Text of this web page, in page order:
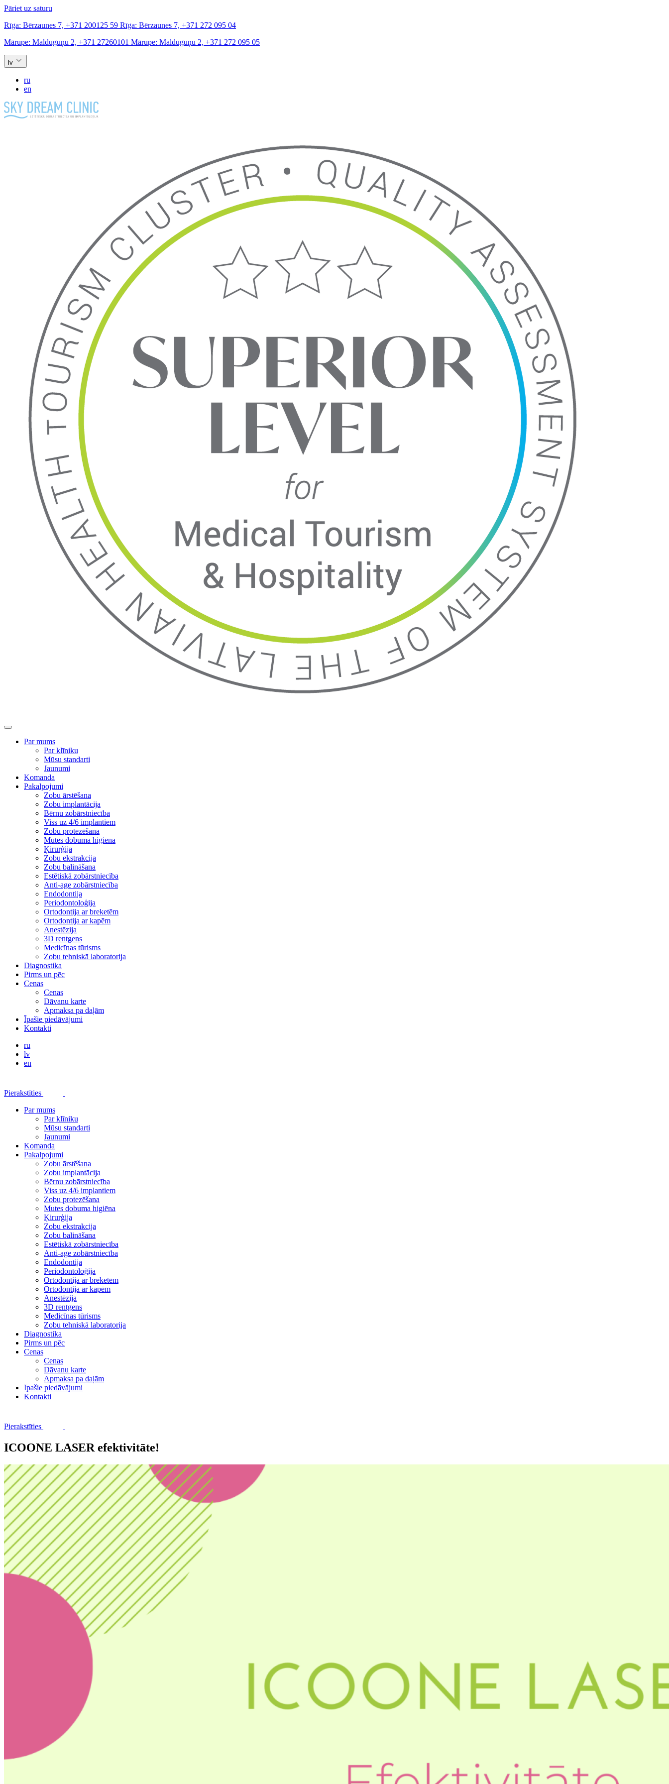
Pāriet uz saturu
Rīga: Bērzaunes 7, +371 200125 59 Rīga: Bērzaunes 7, +371 272 095 04
Mārupe: Malduguņu 2, +371 27260101 Mārupe: Malduguņu 2, +371 272 095 05
lv
ru
en
Par mums
Par klīniku
Mūsu standarti
Jaunumi
Komanda
Pakalpojumi
Zobu ārstēšana
Zobu implantācija
Bērnu zobārstniecība
Viss uz 4/6 implantiem
Zobu protezēšana
Mutes dobuma higiēna
Ķirurģija
Zobu ekstrakcija
Zobu balināšana
Estētiskā zobārstniecība
Anti-age zobārstniecība
Endodontija
Periodontoloģija
Ortodontija ar breketēm
Ortodontija ar kapēm
Anestēzija
3D rentgens
Medicīnas tūrisms
Zobu tehniskā laboratorija
Diagnostika
Pirms un pēc
Cenas
Cenas
Dāvanu karte
Apmaksa pa daļām
Īpašie piedāvājumi
Kontakti
ru
lv
en
Pierakstīties
Par mums
Par klīniku
Mūsu standarti
Jaunumi
Komanda
Pakalpojumi
Zobu ārstēšana
Zobu implantācija
Bērnu zobārstniecība
Viss uz 4/6 implantiem
Zobu protezēšana
Mutes dobuma higiēna
Ķirurģija
Zobu ekstrakcija
Zobu balināšana
Estētiskā zobārstniecība
Anti-age zobārstniecība
Endodontija
Periodontoloģija
Ortodontija ar breketēm
Ortodontija ar kapēm
Anestēzija
3D rentgens
Medicīnas tūrisms
Zobu tehniskā laboratorija
Diagnostika
Pirms un pēc
Cenas
Cenas
Dāvanu karte
Apmaksa pa daļām
Īpašie piedāvājumi
Kontakti
Pierakstīties
ICOONE LASER efektivitāte!